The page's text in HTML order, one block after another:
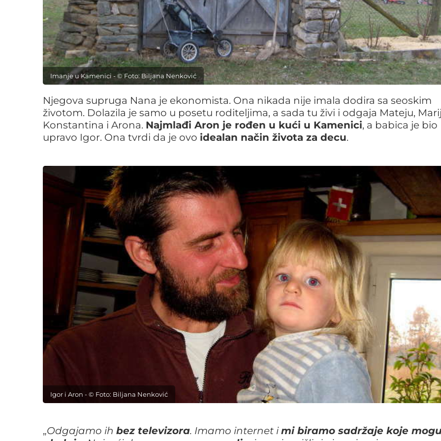
Imanje u Kamenici - © Foto: Biljana Nenković
Njegova supruga Nana je ekonomista. Ona nikada nije imala dodira sa seoskim
životom. Dolazila je samo u posetu roditeljima, a sada tu živi i odgaja Mateju,
Konstantina i Arona. Najmlađi Aron je rođen u kući u Kamenici, a babica je bio
upravo Igor. Ona tvrdi da je ovo idealan način života za decu.
Igor i Aron - © Foto: Biljana Nenković
„Odgajamo ih bez televizora. Imamo internet imi biramo sadržaje koje